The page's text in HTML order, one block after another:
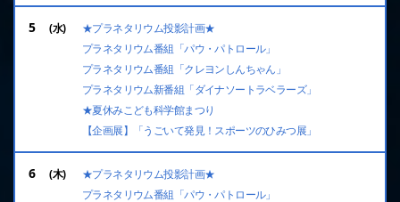
5
★プラネタリウム投影計画★
プラネタリウム番組「パウ・パトロール」
プラネタリウム番組「クレヨンしんちゃん」
プラネタリウム新番組「ダイナソートラベラーズ」
★夏休みこども科学館まつり
【企画展】「うごいて発見！スポーツのひみつ展」
6
★プラネタリウム投影計画★
プラネタリウム番組「パウ・パトロール」